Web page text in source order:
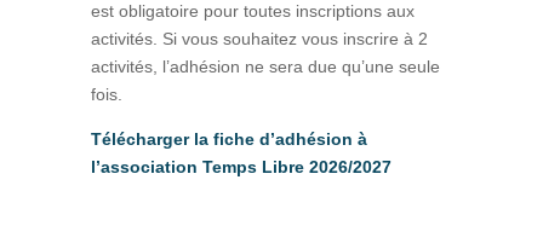
est obligatoire pour toutes inscriptions aux
activités. Si vous souhaitez vous inscrire à 2
activités, l’adhésion ne sera due qu’une seule
fois.
Télécharger la fiche d’adhésion à
l’association Temps Libre 2026/2027